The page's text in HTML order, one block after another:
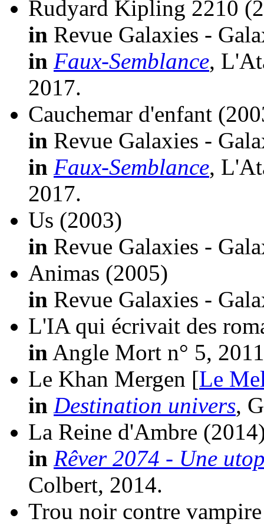
Rudyard Kipling 2210
in Revue Galaxies -
in Faux-Semblance,
2017.
Cauchemar d'enfant
in Revue Galaxies -
in Faux-Semblance,
2017.
Us (2003)
in Revue Galaxies -
Animas (2005)
in Revue Galaxies -
L'IA qui écrivait des
in Angle Mort n° 5,
Le Khan Mergen [Le
in Destination univers,
La Reine d'Ambre
in Rêver 2074 - Une
Colbert, 2014.
Trou noir contre vampire